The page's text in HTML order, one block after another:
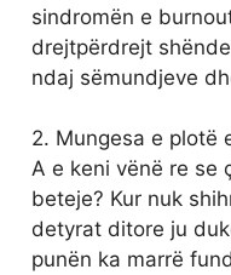
sindromën e
drejtpërdrejt
ndaj sëmundjeve
2. Mungesa e plotë
A e keni vënë re se
beteje? Kur nuk
detyrat ditore ju
punën ka marrë